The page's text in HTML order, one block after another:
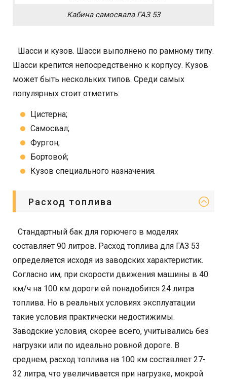
Кабина самосвала ГАЗ 53
Шасси и кузов. Шасси выполнено по рамному типу.
Шасси крепится непосредственно к корпусу. Кузов
может быть нескольких типов. Среди самых
популярных стоит отметить:
Цистерна;
Самосвал;
Фургон;
Бортовой;
Кузов специального назначения.
Расход топлива
Стандартный бак для горючего в моделях
составляет 90 литров. Расход топлива для ГАЗ 53
определяется исходя из заводских характеристик.
Согласно им, при скорости движения машины в 40
км/ч на 100 км дороги ей понадобится 24 литра
топлива. Но в реальных условиях эксплуатации
такие условия практически недостижимы.
Заводские условия, скорее всего, учитывались без
нагрузки или по идеально ровной дороге. В
среднем, расход топлива на 100 км составляет 27-
32 литра, что увеличивается при нагрузке, мокрой